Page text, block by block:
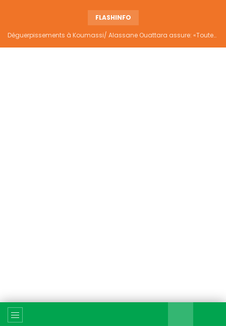
FLASHINFO
Déguerpissements à Koumassi/ Alassane Ouattara assure: «Toutes les responsabilités seront établies et elles donneront lieu aux sanctions prévues par la loi»